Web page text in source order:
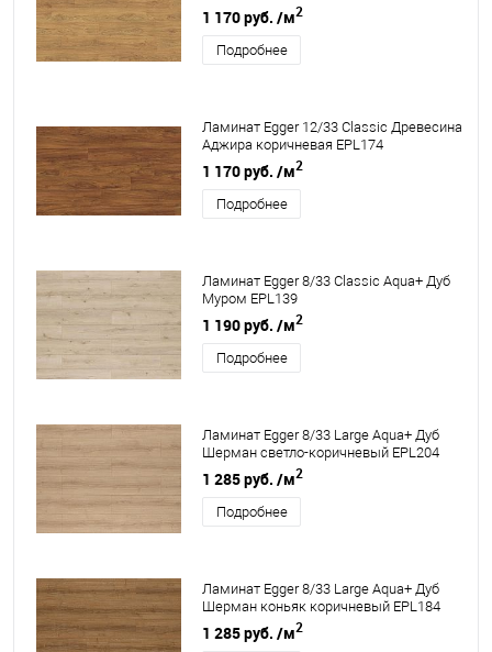
1 170 руб. /м2
Подробнее
Ламинат Egger 12/33 Classic Древесина
Аджира коричневая EPL174
1 170 руб. /м2
Подробнее
Ламинат Egger 8/33 Classic Aqua+ Дуб
Муром EPL139
1 190 руб. /м2
Подробнее
Ламинат Egger 8/33 Large Aqua+ Дуб
Шерман светло-коричневый EPL204
1 285 руб. /м2
Подробнее
Ламинат Egger 8/33 Large Aqua+ Дуб
Шерман коньяк коричневый EPL184
1 285 руб. /м2